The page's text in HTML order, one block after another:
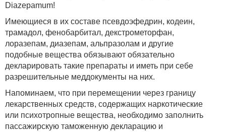
Diazepamum!
Имеющиеся в их составе псевдоэфедрин, кодеин,
трамадол, фенобарбитал, декстрометорфан,
лоразепам, диазепам, альпразолам и другие
подобные вещества обязывают обязательно
декларировать такие препараты и иметь при себе
разрешительные меддокументы на них.
Напоминаем, что при перемещении через границу
лекарственных средств, содержащих наркотические
или психотропные вещества, необходимо заполнить
пассажирскую таможенную декларацию и